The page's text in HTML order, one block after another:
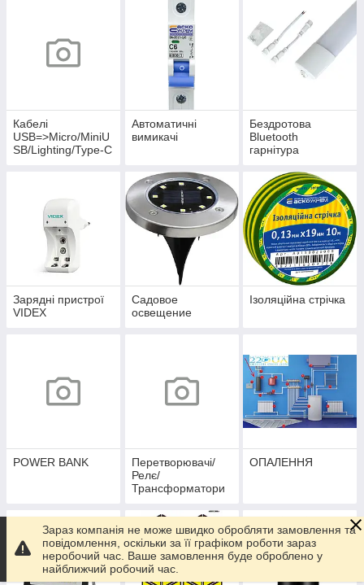
Кабелі
USB=>Micro/MiniU
SB/Lighting/Type-C
Автоматичні
вимикачі
Бездротова
Bluetooth
гарнітура
Зарядні пристрої
VIDEX
Садовое
освещение
Ізоляційна стрічка
POWER BANK
Перетворювачі/
Релє/
Трансформатори
ОПАЛЕННЯ
Зараз компанія не може швидко обробляти замовлення та
повідомлення, оскільки за її графіком роботи зараз
неробочий час. Ваше замовлення буде оброблено у
найближчий робочий час.